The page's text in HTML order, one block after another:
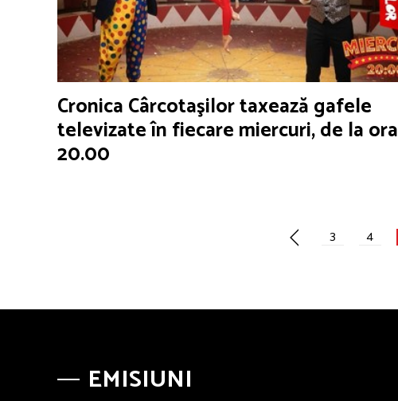
Cronica Cârcotaşilor taxează gafele
televizate în fiecare miercuri, de la ora
20.00
3 4
EMISIUNI